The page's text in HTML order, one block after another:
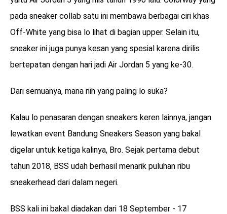
pada sneaker collab satu ini membawa berbagai ciri khas
Off-White yang bisa lo lihat di bagian upper. Selain itu,
sneaker ini juga punya kesan yang spesial karena dirilis
bertepatan dengan hari jadi Air Jordan 5 yang ke-30.
Dari semuanya, mana nih yang paling lo suka?
Kalau lo penasaran dengan sneakers keren lainnya, jangan
lewatkan event Bandung Sneakers Season yang bakal
digelar untuk ketiga kalinya, Bro. Sejak pertama debut
tahun 2018, BSS udah berhasil menarik puluhan ribu
sneakerhead dari dalam negeri.
BSS kali ini bakal diadakan dari 18 September - 17